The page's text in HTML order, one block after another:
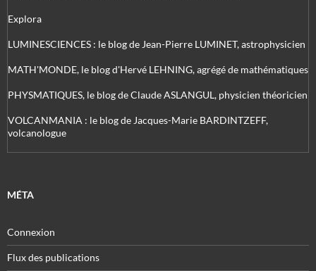
Explora
LUMINESCIENCES : le blog de Jean-Pierre LUMINET, astrophysicien
MATH'MONDE, le blog d'Hervé LEHNING, agrégé de mathématiques
PHYSMATIQUES, le blog de Claude ASLANGUL, physicien théoricien
VOLCANMANIA : le blog de Jacques-Marie BARDINTZEFF,
volcanologue
MÉTA
Connexion
Flux des publications